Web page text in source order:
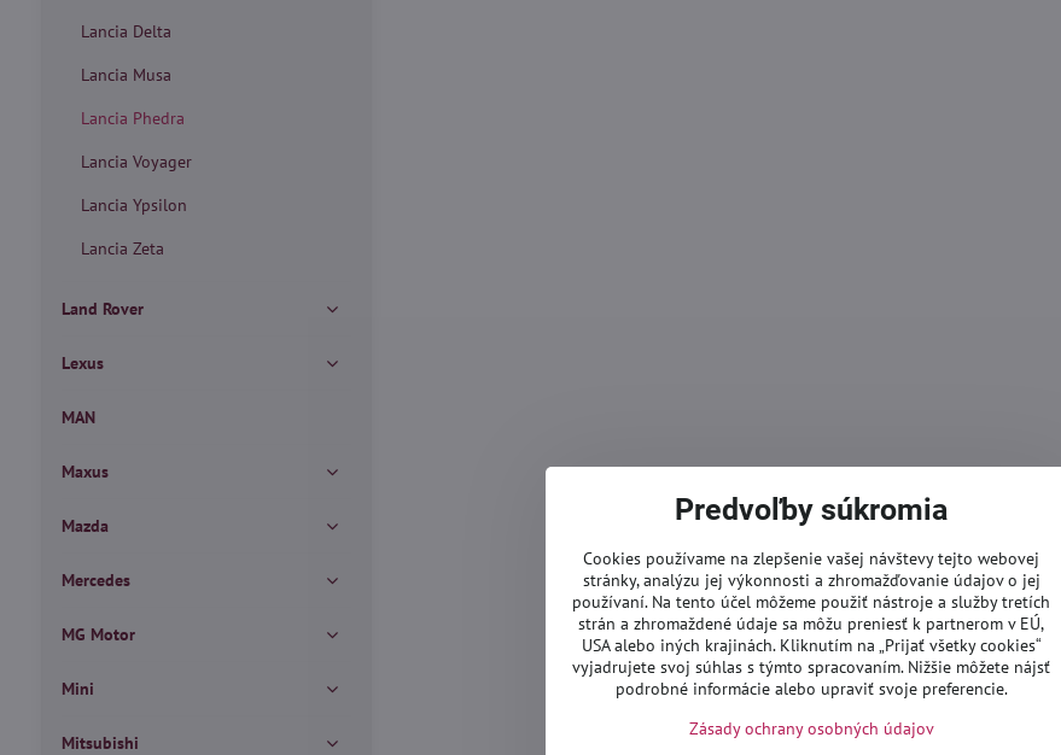
Lancia Delta
Lancia Musa
Lancia Phedra
Lancia Voyager
Lancia Ypsilon
Lancia Zeta
Land Rover
Lexus
MAN
Maxus
Mazda
Mercedes
MG Motor
Mini
Mitsubishi
Predvoľby súkromia
Cookies používame na zlepšenie vašej návštevy tejto webovej
stránky, analýzu jej výkonnosti a zhromažďovanie údajov o jej
používaní. Na tento účel môžeme použiť nástroje a služby tretích
strán a zhromaždené údaje sa môžu preniesť k partnerom v EÚ,
USA alebo iných krajinách. Kliknutím na „Prijať všetky cookies“
vyjadrujete svoj súhlas s týmto spracovaním. Nižšie môžete nájsť
podrobné informácie alebo upraviť svoje preferencie.
Zásady ochrany osobných údajov